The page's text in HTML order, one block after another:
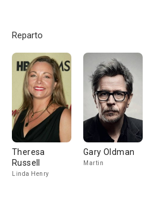
Reparto
Theresa
Russell
Linda Henry
Gary Oldman
Martin